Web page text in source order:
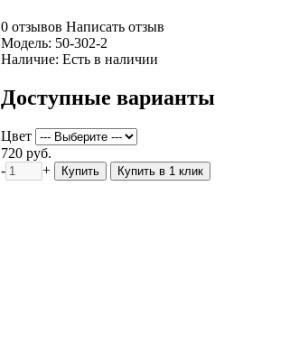
0 отзывов Написать отзыв
Модель: 50-302-2
Наличие: Есть в наличии
Доступные варианты
Цвет
720 руб.
-
+ Купить Купить в 1 клик